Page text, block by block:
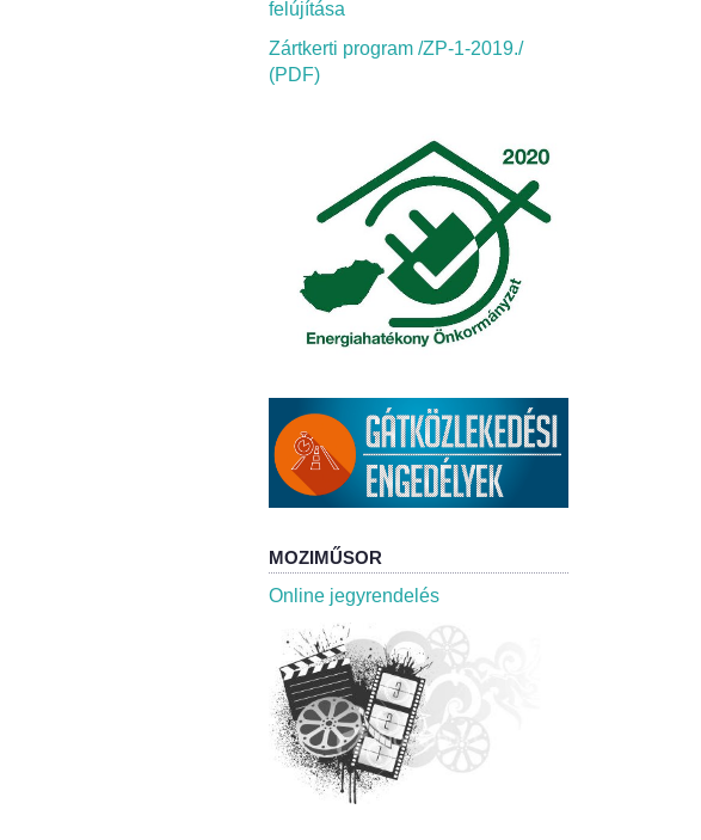
felújítása
Zártkerti program /ZP-1-2019./
(PDF)
MOZIMŰSOR
Online jegyrendelés